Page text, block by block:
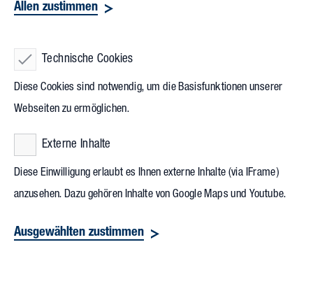
Vollack GmbH & Co. KG
Allen zustimmen
Technische Cookies
Diese Cookies sind notwendig, um die Basisfunktionen unserer
Webseiten zu ermöglichen.
Externe Inhalte
Diese Einwilligung erlaubt es Ihnen externe Inhalte (via IFrame)
anzusehen. Dazu gehören Inhalte von Google Maps und Youtube.
Ausgewählten zustimmen